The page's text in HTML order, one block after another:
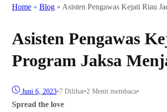
Home » Blog » Asisten Pengawas Kejati Riau
Asisten Pengawas
Program Jaksa
Juni 6, 2023•7 Dilihat•2 Menit membaca•
Spread the love